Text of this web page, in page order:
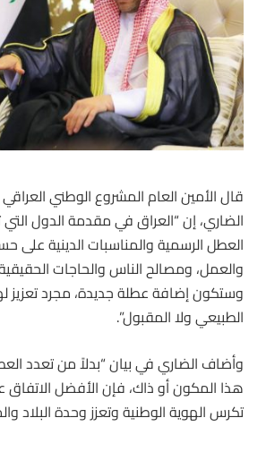
قال الأمين العام المشروع الوطني
الضاري، إن “العراق في مقدمة الدول التي
العطل الرسمية والمناسبات الدينية على
والعمل، ومصالح الناس والحاجات الحقيقية
وستكون إضافة عطلة جديدة، مجرد تعزيز
الطبيعي ولا المقبول”.
وأضاف الضاري في بيان “بدلاً من تعدد
هذا المكون أو ذاك، فإن الأفضل
تكرس الهوية الوطنية وتعزز وحدة البلاد